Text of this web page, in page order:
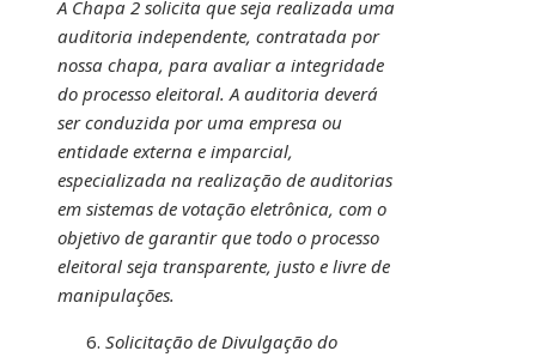
A Chapa 2 solicita que seja realizada uma
auditoria independente, contratada por
nossa chapa, para avaliar a integridade
do processo eleitoral. A auditoria deverá
ser conduzida por uma empresa ou
entidade externa e imparcial,
especializada na realização de auditorias
em sistemas de votação eletrônica, com o
objetivo de garantir que todo o processo
eleitoral seja transparente, justo e livre de
manipulações.
Solicitação de Divulgação do